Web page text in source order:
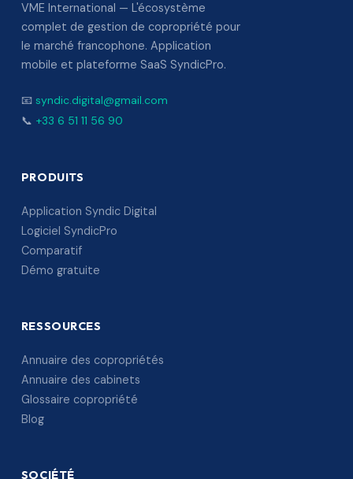
VME International — L'écosystème
complet de gestion de copropriété pour
le marché francophone. Application
mobile et plateforme SaaS SyndicPro.
📧 syndic.digital@gmail.com
📞 +33 6 51 11 56 90
PRODUITS
Application Syndic Digital
Logiciel SyndicPro
Comparatif
Démo gratuite
RESSOURCES
Annuaire des copropriétés
Annuaire des cabinets
Glossaire copropriété
Blog
SOCIÉTÉ